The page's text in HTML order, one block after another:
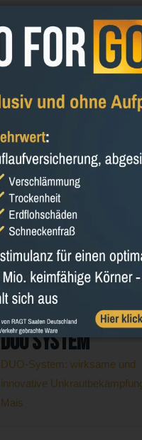
MAIS
Maismischungen
Maismischungen mit
Stangenbohne, Sorghum oder
Sonnenblume
MAIS
Duo System
DUO-System: wirksame und
innovative
Mais